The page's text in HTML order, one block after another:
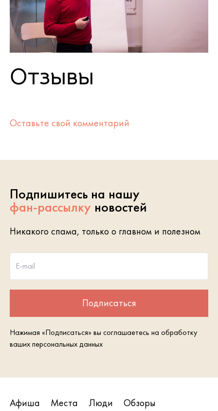
Отзывы
Оставьте свой комментарий
Подпишитесь на нашу
фан-рассылку новостей
Никакого спама, только о главном и полезном
E-mail
Подписаться
Нажимая «Подписаться» вы соглашаетесь на обработку
ваших персональных данных
Афиша Места Люди Обзоры